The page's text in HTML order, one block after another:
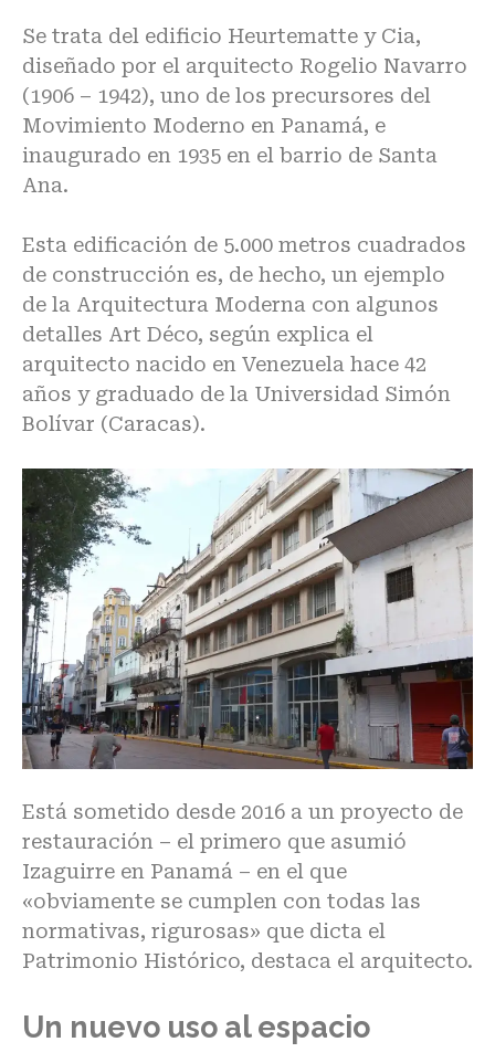
Se trata del edificio Heurtematte y Cia,
diseñado por el arquitecto Rogelio Navarro
(1906 – 1942), uno de los precursores del
Movimiento Moderno en Panamá, e
inaugurado en 1935 en el barrio de Santa
Ana.
Esta edificación de 5.000 metros cuadrados
de construcción es, de hecho, un ejemplo
de la Arquitectura Moderna con algunos
detalles Art Déco, según explica el
arquitecto nacido en Venezuela hace 42
años y graduado de la Universidad Simón
Bolívar (Caracas).
Está sometido desde 2016 a un proyecto de
restauración – el primero que asumió
Izaguirre en Panamá – en el que
«obviamente se cumplen con todas las
normativas, rigurosas» que dicta el
Patrimonio Histórico, destaca el arquitecto.
Un nuevo uso al espacio